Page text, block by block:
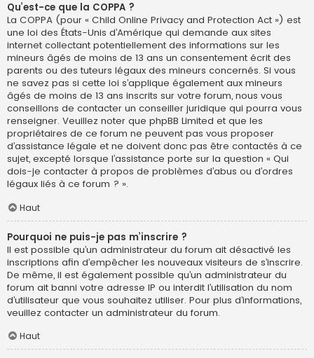
Qu’est-ce que la COPPA ?
La COPPA (pour « Child Online Privacy and Protection Act ») est
une loi des États-Unis d’Amérique qui demande aux sites
internet collectant potentiellement des informations sur les
mineurs âgés de moins de 13 ans un consentement écrit des
parents ou des tuteurs légaux des mineurs concernés. Si vous
ne savez pas si cette loi s’applique également aux mineurs
âgés de moins de 13 ans inscrits sur votre forum, nous vous
conseillons de contacter un conseiller juridique qui pourra vous
renseigner. Veuillez noter que phpBB Limited et que les
propriétaires de ce forum ne peuvent pas vous proposer
d’assistance légale et ne doivent donc pas être contactés à ce
sujet, excepté lorsque l’assistance porte sur la question « Qui
dois-je contacter à propos de problèmes d’abus ou d’ordres
légaux liés à ce forum ? ».
Haut
Pourquoi ne puis-je pas m’inscrire ?
Il est possible qu’un administrateur du forum ait désactivé les
inscriptions afin d’empêcher les nouveaux visiteurs de s’inscrire.
De même, il est également possible qu’un administrateur du
forum ait banni votre adresse IP ou interdit l’utilisation du nom
d’utilisateur que vous souhaitez utiliser. Pour plus d’informations,
veuillez contacter un administrateur du forum.
Haut